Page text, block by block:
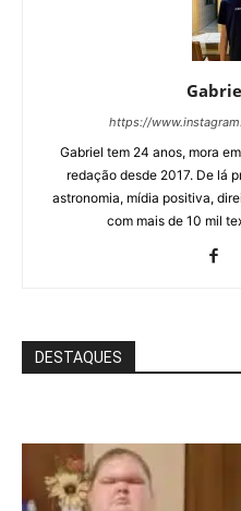
https://
Gabriel tem 24 anos, mora
redação desde 2017. De lá
astronomia, mídia positiva,
com mais de 10 mil
DESTAQUES